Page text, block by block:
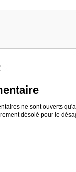
ne sont ouverts
désolé pour le